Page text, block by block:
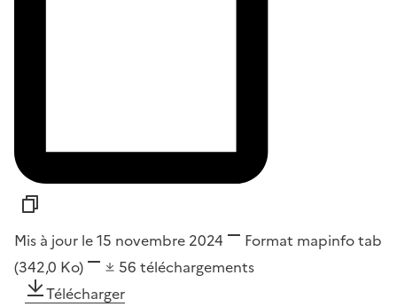
Mis à jour le 15 novembre 2024 Format mapinfo tab
(342,0 Ko)
56 téléchargements
Télécharger